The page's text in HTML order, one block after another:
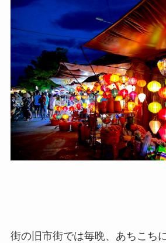
街の旧市街では毎晩、あちこち